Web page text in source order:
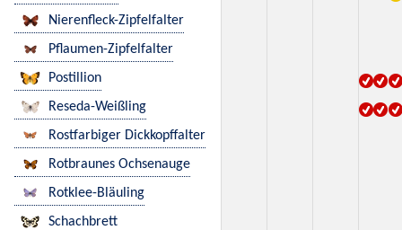
Nierenfleck-Zipfelfalter
Pflaumen-Zipfelfalter
Postillion
Reseda-Weißling
Rostfarbiger Dickkopffalter
Rotbraunes Ochsenauge
Rotklee-Bläuling
Schachbrett